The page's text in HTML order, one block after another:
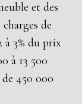
et des
de
3% du prix
à 13 500
450 000